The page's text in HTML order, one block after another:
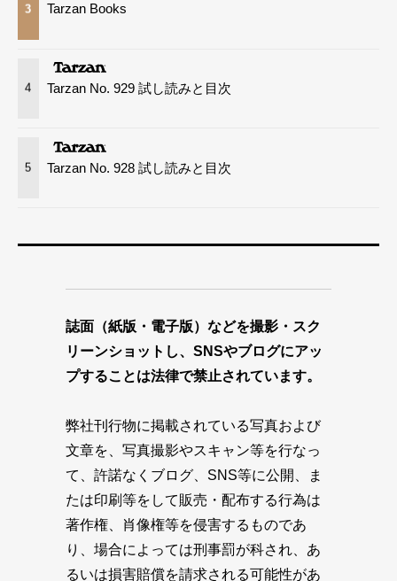
3 Tarzan Books
4 Tarzan No. 929 試し読みと目次
5 Tarzan No. 928 試し読みと目次
誌面（紙版・電子版）などを撮影・スク
リーンショットし、SNSやブログにアッ
プすることは法律で禁止されています。
弊社刊行物に掲載されている写真および
文章を、写真撮影やスキャン等を行なっ
て、許諾なくブログ、SNS等に公開、ま
たは印刷等をして販売・配布する行為は
著作権、肖像権等を侵害するものであ
り、場合によっては刑事罰が科され、あ
るいは損害賠償を請求される可能性があ